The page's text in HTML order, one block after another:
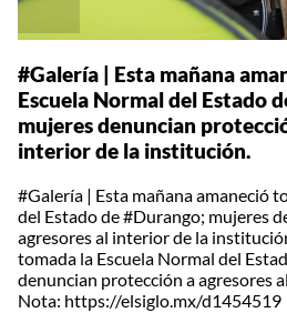
#Galería | Esta mañana
Escuela Normal del Estado
mujeres denuncian
interior de la institución.
#Galería | Esta mañana amaneció
del Estado de #Durango; mujeres
agresores al interior de la
tomada la Escuela Normal del
denuncian protección a agresores
Nota: https://elsiglo.mx/d1454519